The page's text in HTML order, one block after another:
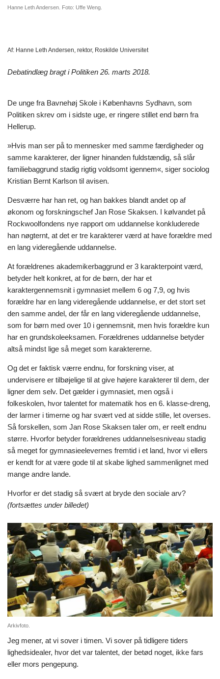
Hanne Leth Andersen. Foto: Uffe Weng.
Af: Hanne Leth Andersen, rektor, Roskilde Universitet
Debatindlæg bragt i Politiken 26. marts 2018.
De unge fra Bavnehøj Skole i Københavns Sydhavn, som
Politiken skrev om i sidste uge, er ringere stillet end børn fra
Hellerup.
»Hvis man ser på to mennesker med samme færdigheder og
samme karakterer, der ligner hinanden fuldstændig, så slår
familiebaggrund stadig rigtig voldsomt igennem«, siger sociolog
Kristian Bernt Karlson til avisen.
Desværre har han ret, og han bakkes blandt andet op af
økonom og forskningschef Jan Rose Skaksen. I kølvandet på
Rockwoolfondens nye rapport om uddannelse konkluderede
han nøgternt, at det er tre karakterer værd at have forældre med
en lang videregående uddannelse.
At forældrenes akademikerbaggrund er 3 karakterpoint værd,
betyder helt konkret, at for de børn, der har et
karaktergennemsnit i gymnasiet mellem 6 og 7,9, og hvis
forældre har en lang videregående uddannelse, er det stort set
den samme andel, der får en lang videregående uddannelse,
som for børn med over 10 i gennemsnit, men hvis forældre kun
har en grundskoleeksamen. Forældrenes uddannelse betyder
altså mindst lige så meget som karaktererne.
Og det er faktisk værre endnu, for forskning viser, at
undervisere er tilbøjelige til at give højere karakterer til dem, der
ligner dem selv. Det gælder i gymnasiet, men også i
folkeskolen, hvor talentet for matematik hos en 6. klasse-dreng,
der larmer i timerne og har svært ved at sidde stille, let overses.
Så forskellen, som Jan Rose Skaksen taler om, er reelt endnu
større. Hvorfor betyder forældrenes uddannelsesniveau stadig
så meget for gymnasieelevernes fremtid i et land, hvor vi ellers
er kendt for at være gode til at skabe lighed sammenlignet med
mange andre lande.
Hvorfor er det stadig så svært at bryde den sociale arv?
(fortsættes under billedet)
Arkivfoto.
Jeg mener, at vi sover i timen. Vi sover på tidligere tiders
lighedsidealer, hvor det var talentet, der betød noget, ikke fars
eller mors pengepung.